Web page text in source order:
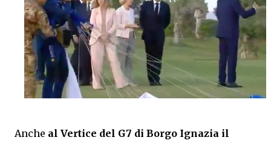
Anche al Vertice del G7 di Borgo Ignazia il